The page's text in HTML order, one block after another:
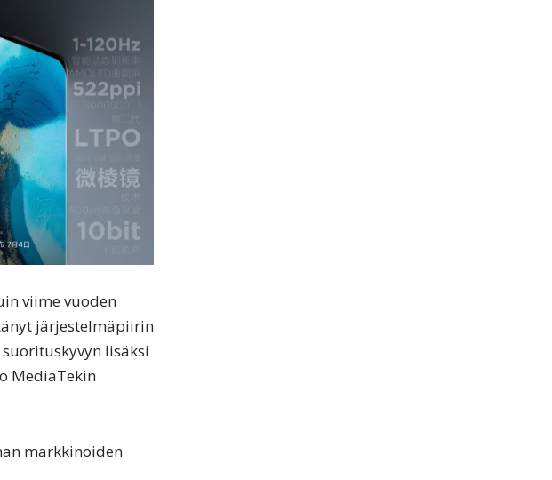
viime vuoden
järjestelmäpiirin
lisäksi
MediaTekin
markkinoiden